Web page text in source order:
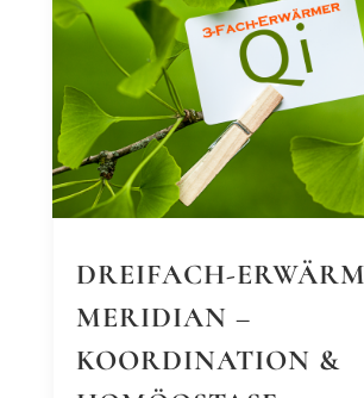
DREIFACH-
MERIDIAN –
KOORDINATION &